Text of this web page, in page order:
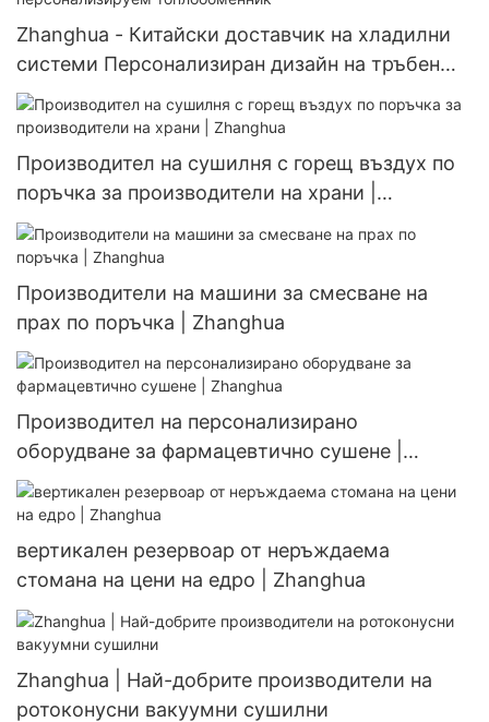
Zhanghua - Китайски доставчик на хладилни
системи Персонализиран дизайн на тръбен
топлообменник за персонализируем
топлообменник
Производител на сушилня с горещ въздух по
поръчка за производители на храни |
Zhanghua
Производители на машини за смесване на
прах по поръчка | Zhanghua
Производител на персонализирано
оборудване за фармацевтично сушене |
Zhanghua
вертикален резервоар от неръждаема
стомана на цени на едро | Zhanghua
Zhanghua | Най-добрите производители на
ротоконусни вакуумни сушилни